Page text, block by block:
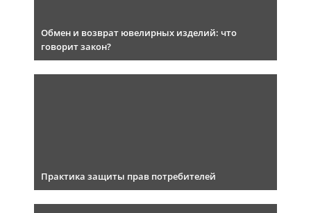
Обмен и возврат ювелирных изделий: что
говорит закон?
Практика защиты прав потребителей